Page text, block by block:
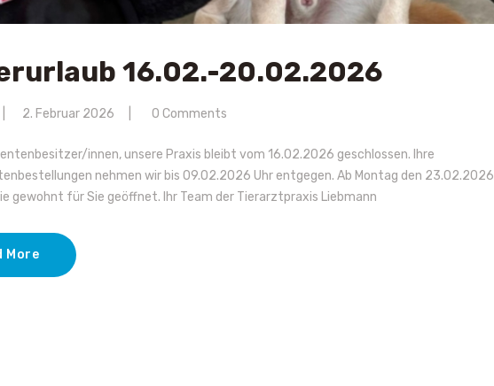
16.02.-20.02.2026
2. Februar 2026 0 Comments
innen, unsere Praxis bleibt vom 16.02.2026 geschlossen. Ihre
nehmen wir bis 09.02.2026 Uhr entgegen. Ab Montag den 23.02.2026
gewohnt für Sie geöffnet. Ihr Team der Tierarztpraxis Liebmann
More